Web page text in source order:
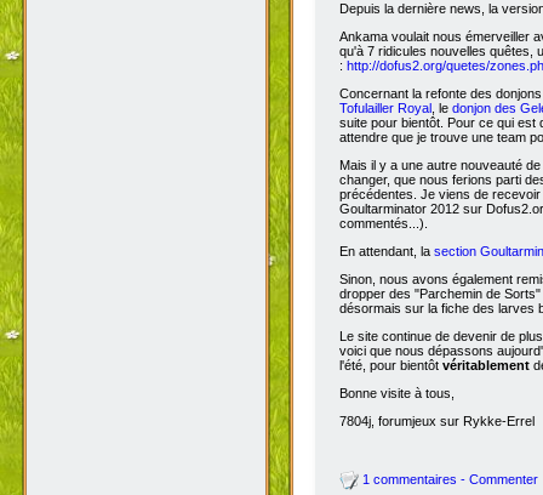
Depuis la dernière news, la
Ankama voulait nous émerveiller
qu'à 7 ridicules nouvelles quêtes,
: http://dofus2.org/quetes/
Concernant la refonte des
Tofulailler Royal , le donjon des
suite pour bientôt. Pour ce qui est
attendre que je trouve une team
Mais il y a une autre nouveauté
changer, que nous ferions parti
précédentes. Je viens de
Goultarminator 2012 sur
commentés...).
En attendant, la section
Sinon, nous avons également
dropper des "Parchemin de
désormais sur la fiche des larves
Le site continue de devenir de
voici que nous dépassons
l'été, pour bientôt véritablement
Bonne visite à tous,
7804j, forumjeux sur Rykke-Errel
1 commentaires - Commenter